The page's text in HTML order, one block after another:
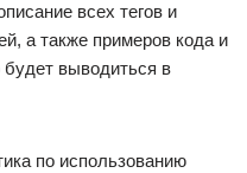
всех тегов и
а также примеров кода и
будет выводиться в
по использованию